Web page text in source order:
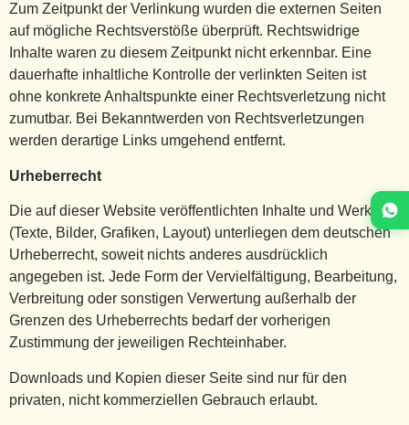
Zum Zeitpunkt der Verlinkung wurden die externen Seiten
auf mögliche Rechtsverstöße überprüft. Rechtswidrige
Inhalte waren zu diesem Zeitpunkt nicht erkennbar. Eine
dauerhafte inhaltliche Kontrolle der verlinkten Seiten ist
ohne konkrete Anhaltspunkte einer Rechtsverletzung nicht
zumutbar. Bei Bekanntwerden von Rechtsverletzungen
werden derartige Links umgehend entfernt.
Urheberrecht
Die auf dieser Website veröffentlichten Inhalte und Werke
(Texte, Bilder, Grafiken, Layout) unterliegen dem deutschen
Urheberrecht, soweit nichts anderes ausdrücklich
angegeben ist. Jede Form der Vervielfältigung, Bearbeitung,
Verbreitung oder sonstigen Verwertung außerhalb der
Grenzen des Urheberrechts bedarf der vorherigen
Zustimmung der jeweiligen Rechteinhaber.
Downloads und Kopien dieser Seite sind nur für den
privaten, nicht kommerziellen Gebrauch erlaubt.